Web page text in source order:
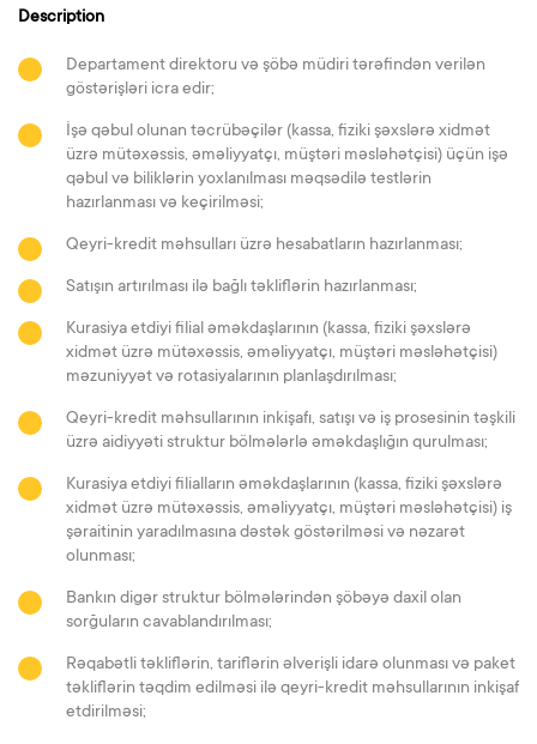
Description
Departament direktoru və şöbə müdiri tərəfindən verilən
göstərişləri icra edir;
İşə qəbul olunan təcrübəçilər (kassa, fiziki şəxslərə xidmət
üzrə mütəxəssis, əməliyyatçı, müştəri məsləhətçisi) üçün işə
qəbul və biliklərin yoxlanılması məqsədilə testlərin
hazırlanması və keçirilməsi;
Qeyri-kredit məhsulları üzrə hesabatların hazırlanması;
Satışın artırılması ilə bağlı təkliflərin hazırlanması;
Kurasiya etdiyi filial əməkdaşlarının (kassa, fiziki şəxslərə
xidmət üzrə mütəxəssis, əməliyyatçı, müştəri məsləhətçisi)
məzuniyyət və rotasiyalarının planlaşdırılması;
Qeyri-kredit məhsullarının inkişafı, satışı və iş prosesinin təşkili
üzrə aidiyyəti struktur bölmələrlə əməkdaşlığın qurulması;
Kurasiya etdiyi filialların əməkdaşlarının (kassa, fiziki şəxslərə
xidmət üzrə mütəxəssis, əməliyyatçı, müştəri məsləhətçisi) iş
şəraitinin yaradılmasına dəstək göstərilməsi və nəzarət
olunması;
Bankın digər struktur bölmələrindən şöbəyə daxil olan
sorğuların cavablandırılması;
Rəqabətli təkliflərin, tariflərin əlverişli idarə olunması və paket
təkliflərin təqdim edilməsi ilə qeyri-kredit məhsullarının inkişaf
etdirilməsi;